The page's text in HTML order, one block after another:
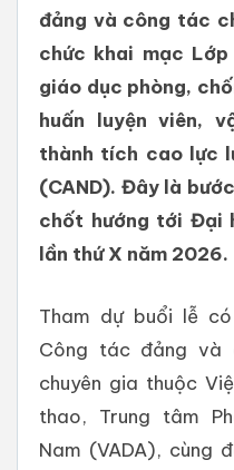
đảng và công tác
chức khai mạc
giáo dục phòng,
huấn luyện viên,
thành tích cao lực
(CAND). Đây là
chốt hướng tới Đại
lần thứ X năm 2026.
Tham dự buổi lễ
Công tác đảng và
chuyên gia thuộc
thao, Trung tâm
Nam (VADA), cùng